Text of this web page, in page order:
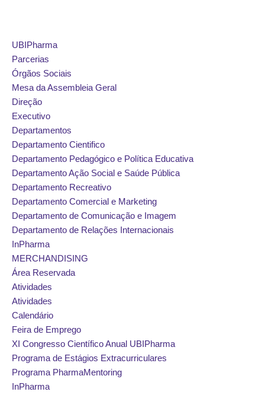
para
o
conteúdo
UBIPharma
Parcerias
Órgãos Sociais
Mesa da Assembleia Geral
Direção
Executivo
Departamentos
Departamento Cientifico
Departamento Pedagógico e Política Educativa
Departamento Ação Social e Saúde Pública
Departamento Recreativo
Departamento Comercial e Marketing
Departamento de Comunicação e Imagem
Departamento de Relações Internacionais
InPharma
MERCHANDISING
Área Reservada
Atividades
Atividades
Calendário
Feira de Emprego
XI Congresso Científico Anual UBIPharma
Programa de Estágios Extracurriculares
Programa PharmaMentoring
InPharma